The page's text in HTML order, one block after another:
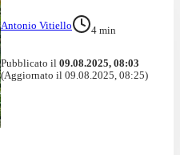
Antonio Vitiello 4 min
Pubblicato il 09.08.2025, 08:03
(Aggiornato il 09.08.2025, 08:25)